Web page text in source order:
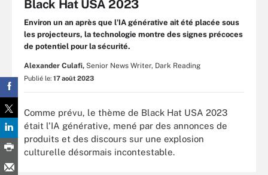
Black Hat USA 2023
Environ un an après que l'IA générative ait été placée sous
les projecteurs, la technologie montre des signes précoces
de potentiel pour la sécurité.
Alexander Culafi, Senior News Writer, Dark Reading
Publié le: 17 août 2023
Comme prévu, le thème de Black Hat USA 2023
était l'IA générative, mené par des annonces de
produits et des discours sur une explosion
culturelle désormais incontestable.